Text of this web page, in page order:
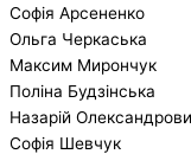
Софія Арсененко
Ольга Черкаська
Максим Мирончук
Поліна Будзінська
Назарій
Софія Шевчук